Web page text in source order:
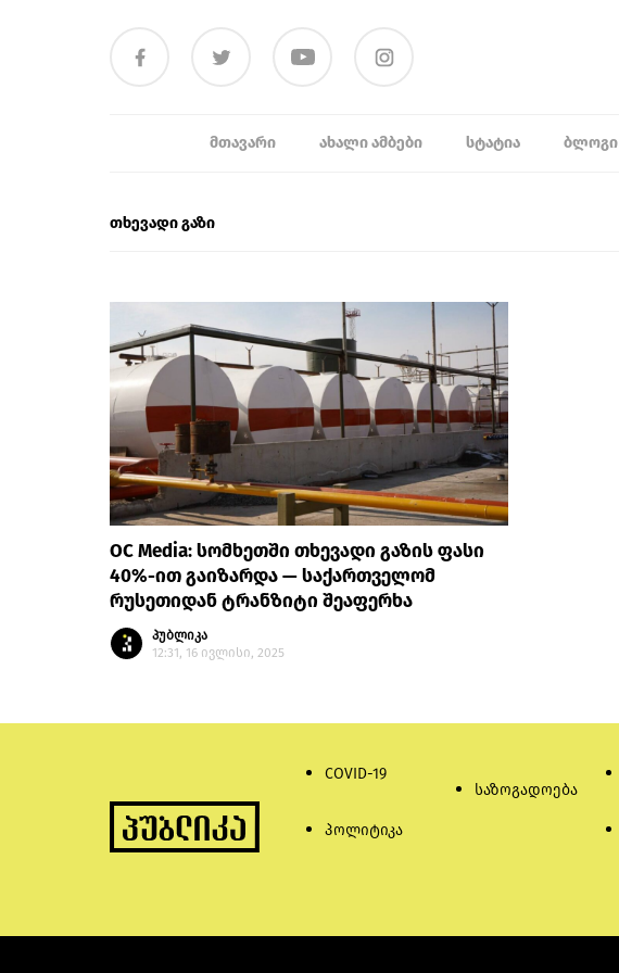
ᲛᲗᲐᲕᲐᲠᲘ ᲐᲮᲐᲚᲘ ᲐᲛᲑᲔᲑᲘ ᲡᲢᲐᲢᲘᲐ ᲑᲚᲝᲒᲘ
თხევადი გაზი
OC Media: სომხეთში თხევადი გაზის ფასი
40%-ით გაიზარდა — საქართველომ
რუსეთიდან ტრანზიტი შეაფერხა
პუბლიკა
12:31, 16 ივლისი, 2025
COVID-19
პოლიტიკა
საზოგადოება